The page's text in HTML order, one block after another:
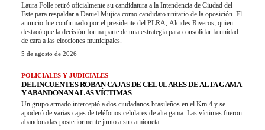
Laura Folle retiró oficialmente su candidatura a la Intendencia de Ciudad del
Este para respaldar a Daniel Mujica como candidato unitario de la oposición. El
anuncio fue confirmado por el presidente del PLRA, Alcides Riveros, quien
destacó que la decisión forma parte de una estrategia para consolidar la unidad
de cara a las elecciones municipales.
5 de agosto de 2026
POLICIALES Y JUDICIALES
DELINCUENTES ROBAN CAJAS DE CELULARES DE ALTA GAMA
Y ABANDONAN A LAS VÍCTIMAS
Un grupo armado interceptó a dos ciudadanos brasileños en el Km 4 y se
apoderó de varias cajas de teléfonos celulares de alta gama. Las víctimas fueron
abandonadas posteriormente junto a su camioneta.